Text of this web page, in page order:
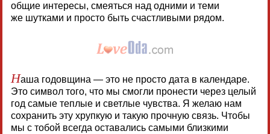
общие интересы, смеяться над одними и теми
же шутками и просто быть счастливыми рядом.
Наша годовщина — это не просто дата в календаре.
Это символ того, что мы смогли пронести через целый
год самые теплые и светлые чувства. Я желаю нам
сохранить эту хрупкую и такую прочную связь. Чтобы
мы с тобой всегда оставались самыми близкими